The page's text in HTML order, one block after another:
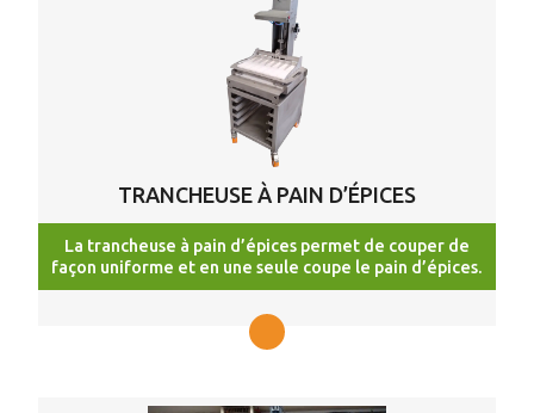
TRANCHEUSE À PAIN D’ÉPICES
La trancheuse à pain d’épices permet de couper de
façon uniforme et en une seule coupe le pain d’épices.